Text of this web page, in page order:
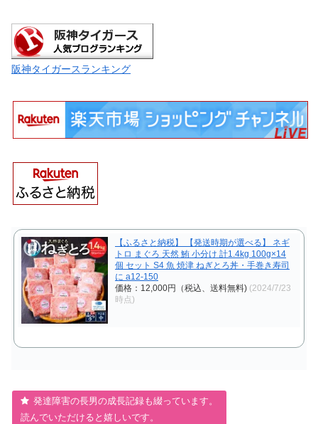
阪神タイガースランキング
【ふるさと納税】 【発送時期が選べる】 ネギ
トロ まぐろ 天然 鮪 小分け 計1.4kg 100g×14
個 セット S4 魚 焼津 ねぎとろ丼・手巻き寿司
に a12-150
価格：12,000円（税込、送料無料) (2024/7/23
時点)
発達障害の長男の成長記録も綴っています。
読んでいただけると嬉しいです。